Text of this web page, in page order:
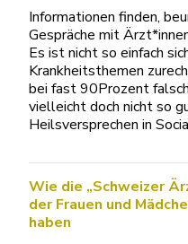
Informationen finden,
Gespräche mit
Es ist nicht so einfach
Krankheitsthemen
bei fast 90Prozent
vielleicht doch nicht so
Heilsversprechen in
Wie die „Schweizer
der Frauen und
haben